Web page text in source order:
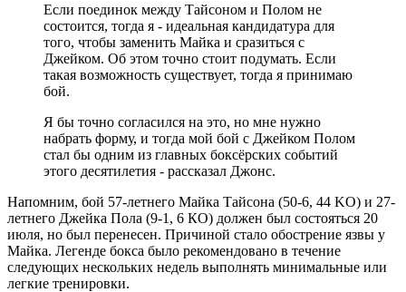
Если поединок между Тайсоном и Полом не
состоится, тогда я - идеальная кандидатура для
того, чтобы заменить Майка и сразиться с
Джейком. Об этом точно стоит подумать. Если
такая возможность существует, тогда я принимаю
бой.
Я бы точно согласился на это, но мне нужно
набрать форму, и тогда мой бой с Джейком Полом
стал бы одним из главных боксёрских событий
этого десятилетия - рассказал Джонс.
Напомним, бой 57-летнего Майка Тайсона (50-6, 44 KO) и 27-
летнего Джейка Пола (9-1, 6 КО) должен был состояться 20
июля, но был перенесен. Причиной стало обострение язвы у
Майка. Легенде бокса было рекомендовано в течение
следующих нескольких недель выполнять минимальные или
легкие тренировки.